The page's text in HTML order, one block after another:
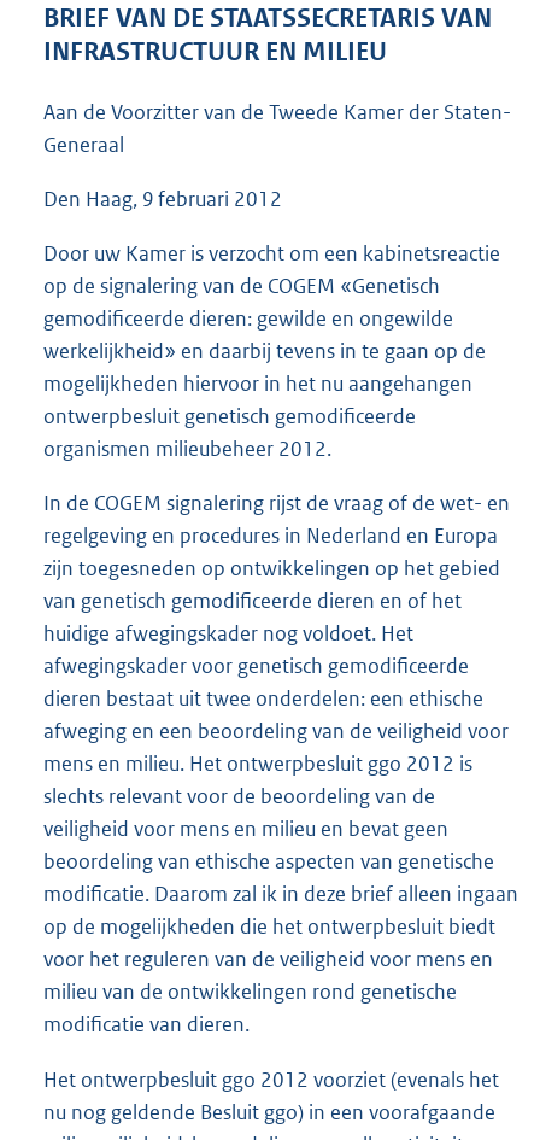
e
:
2
BRIEF VAN DE STAATSSECRETARIS VAN
INFRASTRUCTUUR EN MILIEU
Aan de Voorzitter van de Tweede Kamer der Staten-
Generaal
Den Haag, 9 februari 2012
Door uw Kamer is verzocht om een kabinetsreactie
op de signalering van de COGEM «Genetisch
gemodificeerde dieren: gewilde en ongewilde
werkelijkheid» en daarbij tevens in te gaan op de
mogelijkheden hiervoor in het nu aangehangen
ontwerpbesluit genetisch gemodificeerde
organismen milieubeheer 2012.
In de COGEM signalering rijst de vraag of de wet- en
regelgeving en procedures in Nederland en Europa
zijn toegesneden op ontwikkelingen op het gebied
van genetisch gemodificeerde dieren en of het
huidige afwegingskader nog voldoet. Het
afwegingskader voor genetisch gemodificeerde
dieren bestaat uit twee onderdelen: een ethische
afweging en een beoordeling van de veiligheid voor
mens en milieu. Het ontwerpbesluit ggo 2012 is
slechts relevant voor de beoordeling van de
veiligheid voor mens en milieu en bevat geen
beoordeling van ethische aspecten van genetische
modificatie. Daarom zal ik in deze brief alleen ingaan
op de mogelijkheden die het ontwerpbesluit biedt
voor het reguleren van de veiligheid voor mens en
milieu van de ontwikkelingen rond genetische
modificatie van dieren.
Het ontwerpbesluit ggo 2012 voorziet (evenals het
nu nog geldende Besluit ggo) in een voorafgaande